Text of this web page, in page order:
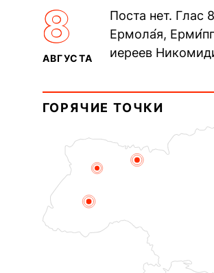
Николая
ради...
8
АВГУСТА
Поста нет. Глас
Ермола́я,
иереев
Печерского, в
пещерах...
ГОРЯЧИЕ ТОЧКИ